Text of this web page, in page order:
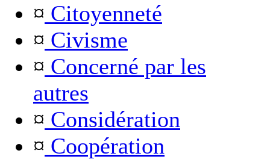
¤ Citoyenneté
¤ Civisme
¤ Concerné par les
autres
¤ Considération
¤ Coopération